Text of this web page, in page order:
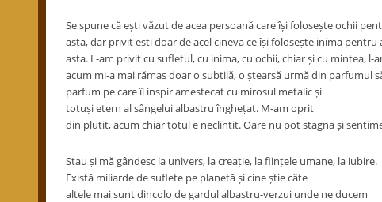
Se spune că ești văzut de acea persoană care își folosește ochii
asta, dar privit ești doar de acel cineva ce își folosește inima pentru
asta. L-am privit cu sufletul, cu inima, cu ochii, chiar și cu mintea, l-
acum mi-a mai rămas doar o subtilă, o ștearsă urmă din parfumul
parfum pe care îl inspir amestecat cu mirosul metalic și
totuși etern al sângelui albastru înghețat. M-am oprit
din plutit, acum chiar totul e neclintit. Oare nu pot stagna și
Stau și mă gândesc la univers, la creație, la ființele umane, la iubire.
Există miliarde de suflete pe planetă și cine știe câte
altele mai sunt dincolo de gardul albastru-verzui unde ne ducem